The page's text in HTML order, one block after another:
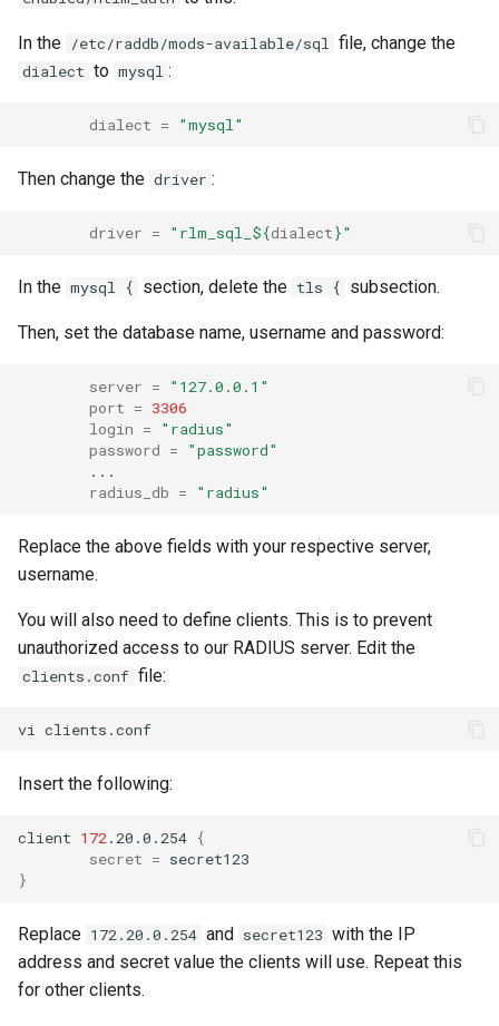
In the /etc/raddb/mods-available/sql file, change the
dialect to mysql :
dialect = "mysql"
Then change the driver :
driver = "rlm_sql_ ${dialect}"
In the mysql { section, delete the tls { subsection.
Then, set the database name, username and password:
server =
"127.0.0.1"
port = 3306
login =
"radius"
password =
"password"
radius_db = "radius"
Replace the above fields with your respective server,
username.
You will also need to define clients. This is to prevent
unauthorized access to our RADIUS server. Edit the
clients.conf file:
vi
Insert the following:
client 172 .20.0.254 {
secret =
}
Replace 172.20.0.254 and secret123 with the IP
address and secret value the clients will use. Repeat this
for other clients.